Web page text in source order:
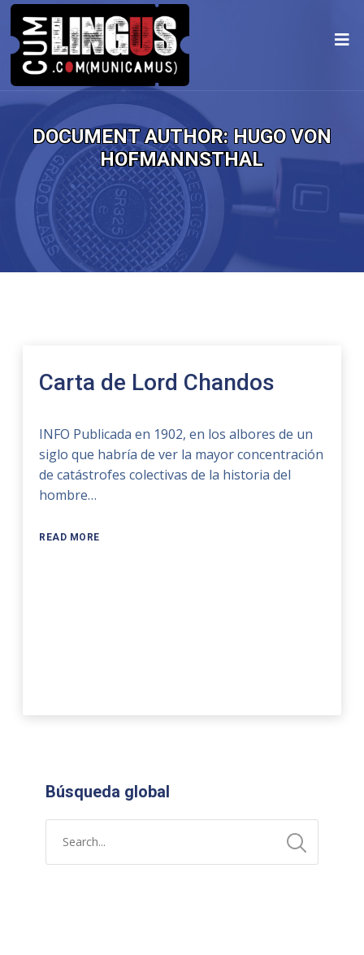
DOCUMENT AUTHOR: HUGO VON
HOFMANNSTHAL
Carta de Lord Chandos
INFO Publicada en 1902, en los albores de un
siglo que habría de ver la mayor concentración
de catástrofes colectivas de la historia del
hombre…
READ MORE
Búsqueda global